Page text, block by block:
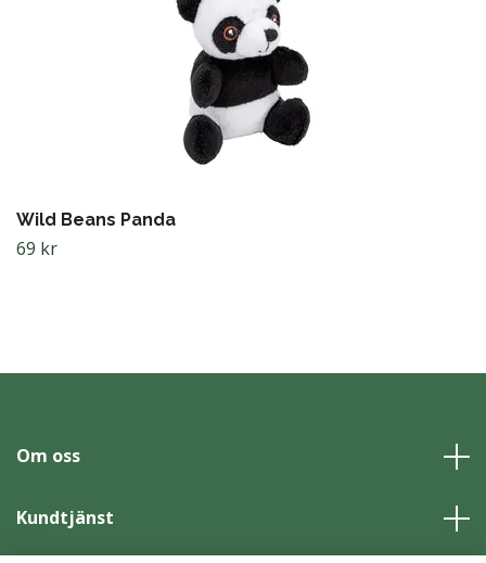
Wild Beans Panda
69 kr
Om oss
Kundtjänst